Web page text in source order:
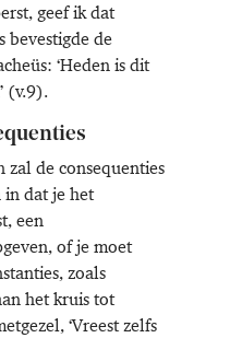
geef ik dat
bevestigde de
‘Heden is dit
(v.9).
de consequenties
in dat je het
een
of je moet
zoals
het kruis tot
‘Vreest zelfs